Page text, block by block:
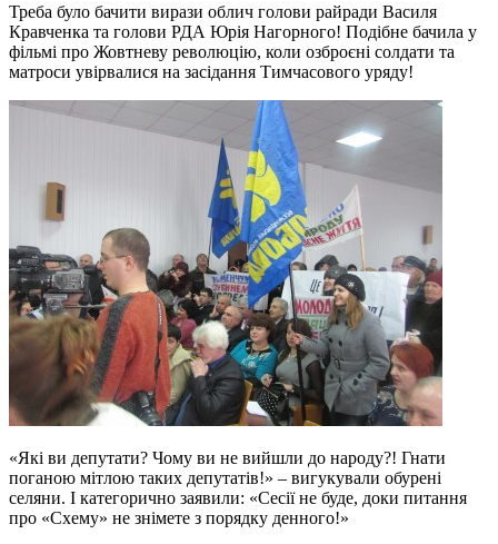
Треба було бачити вирази облич голови райради Василя
Кравченка та голови РДА Юрія Нагорного! Подібне бачила у
фільмі про Жовтневу революцію, коли озброєні солдати та
матроси увірвалися на засідання Тимчасового уряду!
«Які ви депутати? Чому ви не вийшли до народу?! Гнати
поганою мітлою таких депутатів!» – вигукували обурені
селяни. І категорично заявили: «Сесії не буде, доки питання
про «Схему» не знімете з порядку денного!»